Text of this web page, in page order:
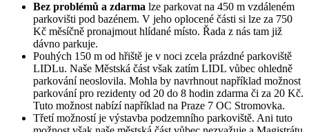
Bez problémů a zdarma lze parkovat na 450 m vzdáleném
parkovišti pod bazénem. V jeho oplocené části si lze za 750
Kč měsíčně pronajmout hlídané místo. Řada z nás tam již
dávno parkuje.
Pouhých 150 m od hřiště je v noci zcela prázdné parkoviště
LIDLu. Naše Městská část však zatím LIDL vůbec ohledně
parkování neoslovila. Mohla by navrhnout například možnost
parkování pro rezidenty od 20 do 8 hodin zdarma či za 20 Kč.
Tuto možnost nabízí například na Praze 7 OC Stromovka.
Třetí možností je výstavba podzemního parkoviště. Ani tuto